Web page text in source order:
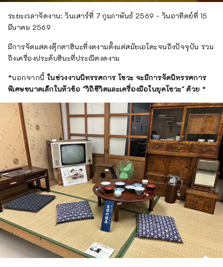
ระยะเวลาจัดงาน: วันเสาร์ที่ 7 กุมภาพันธ์ 2569 - วันอาทิตย์ที่ 15
มีนาคม 2569
มีการจัดแสดงตุ๊กตาฮินะที่งดงามตั้งแต่สมัยเอโดะจนถึงปัจจุบัน รวม
ถึงเครื่องประดับฮินะที่ประณีตงดงาม
*นอกจากนี้ ในช่วงงานนิทรรศการ โชวะ จะมีการจัดนิทรรศการ
พิเศษขนาดเล็กในหัวข้อ "วิถีชีวิตและเครื่องมือในยุคโชวะ" ด้วย *